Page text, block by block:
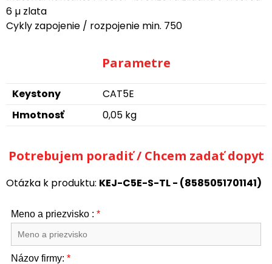
6 µ zlata
Cykly zapojenie / rozpojenie min. 750
Parametre
Keystony
CAT5E
Hmotnosť
0,05 kg
Potrebujem poradiť / Chcem zadať dopyt
Otázka k produktu: KEJ-C5E-S-TL - (8585051701141)